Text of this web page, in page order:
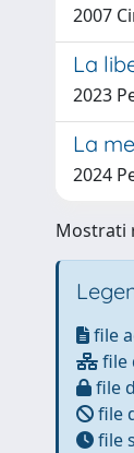
2007
La
2023
La
2024
Mostrati
file
file
file
file
file